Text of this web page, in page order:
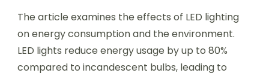
The article examines the effects of LED lighting
on energy consumption and the environment.
LED lights reduce energy usage by up to 80%
compared to incandescent bulbs, leading to